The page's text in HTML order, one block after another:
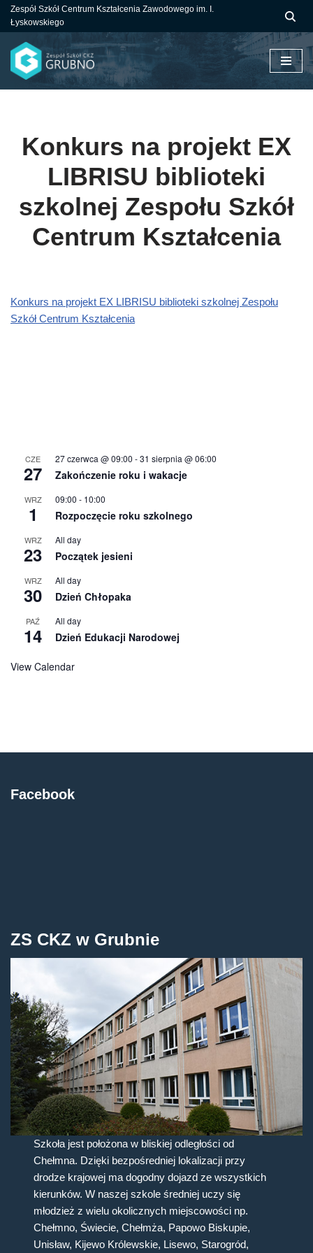
do
treści
Zespół Szkół Centrum Kształcenia Zawodowego im. I.
Łyskowskiego
Konkurs na projekt EX
LIBRISU biblioteki
szkolnej Zespołu Szkół
Centrum Kształcenia
Konkurs na projekt EX LIBRISU biblioteki szkolnej Zespołu
Szkół Centrum Kształcenia
CZE
27
27 czerwca @ 09:00 -31 sierpnia @ 06:00
Zakończenie roku i wakacje
WRZ
1
09:00 - 10:00
Rozpoczęcie roku szkolnego
WRZ
23
All day
Początek jesieni
WRZ
30
All day
Dzień Chłopaka
PAŹ
14
All day
Dzień Edukacji Narodowej
View Calendar
Facebook
ZS CKZ w Grubnie
Szkoła jest położona w bliskiej odległości od
Chełmna. Dzięki bezpośredniej lokalizacji przy
drodze krajowej ma dogodny dojazd ze wszystkich
kierunków. W naszej szkole średniej uczy się
młodzież z wielu okolicznych miejscowości np.
Chełmno, Świecie, Chełmża, Papowo Biskupie,
Unisław, Kijewo Królewskie, Lisewo, Starogród,